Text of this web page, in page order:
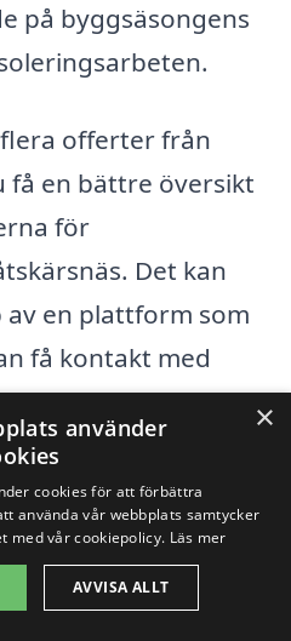
på byggsäsongens
offerter från
få en bättre översikt
för
Det kan
en plattform som
få kontakt med
som specialiserar sig
kan du fatta ett
hitta ett
din budget och
×
använder
cookies för att förbättra
använda vår webbplats samtycker
med vår cookiepolicy. Läs mer
AVVISA ALLT